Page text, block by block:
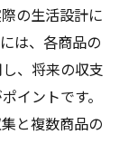
の生活設計に
は、各商品の
、将来の収支
イントです。
と複数商品の